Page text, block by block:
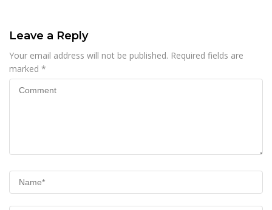
Leave a Reply
Your email address will not be published. Required fields are
marked *